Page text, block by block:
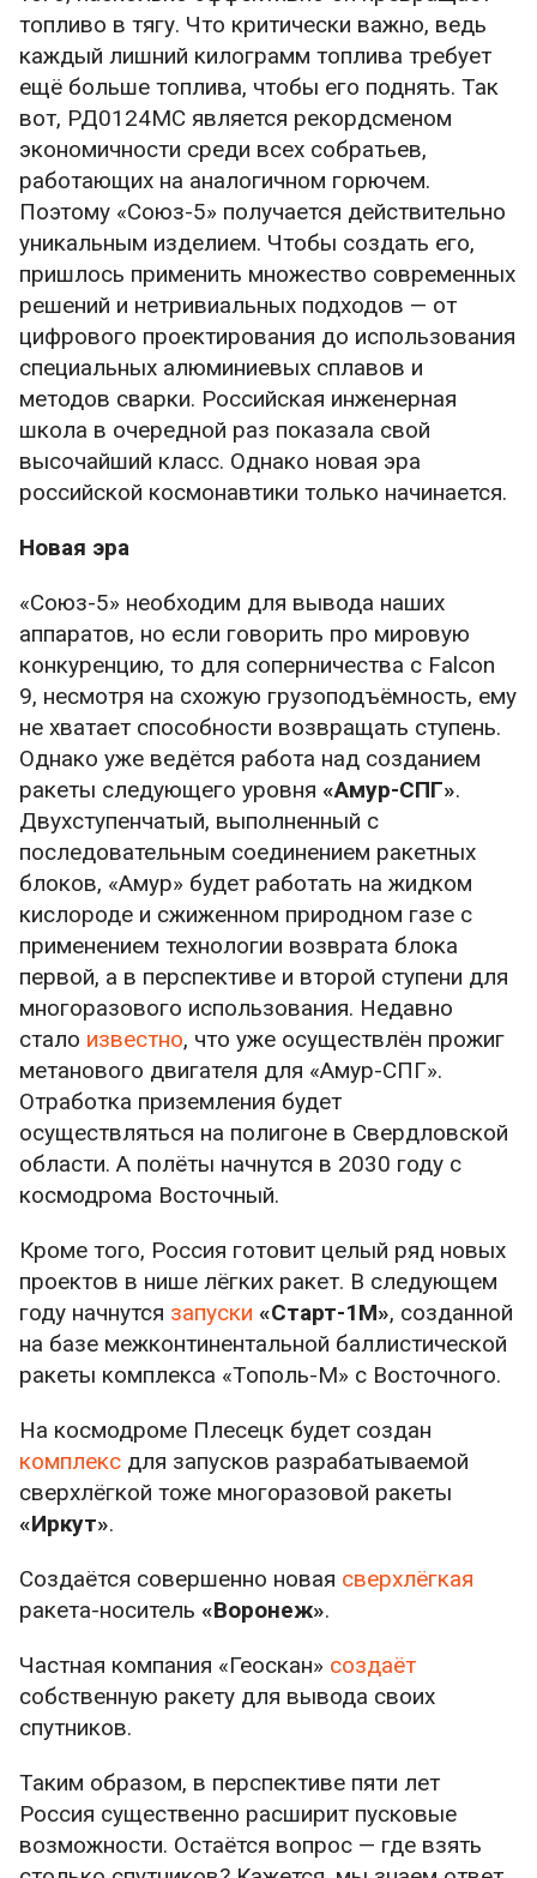
топливо в тягу. Что критически важно, ведь
каждый лишний килограмм топлива требует
ещё больше топлива, чтобы его поднять. Так
вот, РД0124МС является рекордсменом
экономичности среди всех собратьев,
работающих на аналогичном горючем.
Поэтому «Союз-5» получается действительно
уникальным изделием. Чтобы создать его,
пришлось применить множество современных
решений и нетривиальных подходов — от
цифрового проектирования до использования
специальных алюминиевых сплавов и
методов сварки. Российская инженерная
школа в очередной раз показала свой
высочайший класс. Однако новая эра
российской космонавтики только начинается.
Новая эра
«Союз-5» необходим для вывода наших
аппаратов, но если говорить про мировую
конкуренцию, то для соперничества с Falcon
9, несмотря на схожую грузоподъёмность, ему
не хватает способности возвращать ступень.
Однако уже ведётся работа над созданием
ракеты следующего уровня «Амур-СПГ».
Двухступенчатый, выполненный с
последовательным соединением ракетных
блоков, «Амур» будет работать на жидком
кислороде и сжиженном природном газе с
применением технологии возврата блока
первой, а в перспективе и второй ступени для
многоразового использования. Недавно
стало известно, что уже осуществлён прожиг
метанового двигателя для «Амур-СПГ».
Отработка приземления будет
осуществляться на полигоне в Свердловской
области. А полёты начнутся в 2030 году с
космодрома Восточный.
Кроме того, Россия готовит целый ряд новых
проектов в нише лёгких ракет. В следующем
году начнутся запуски «Старт-1М», созданной
на базе межконтинентальной баллистической
ракеты комплекса «Тополь-М» с Восточного.
На космодроме Плесецк будет создан
комплекс для запусков разрабатываемой
сверхлёгкой тоже многоразовой ракеты
«Иркут».
Создаётся совершенно новая сверхлёгкая
ракета-носитель «Воронеж».
Частная компания «Геоскан» создаёт
собственную ракету для вывода своих
спутников.
Таким образом, в перспективе пяти лет
Россия существенно расширит пусковые
возможности. Остаётся вопрос — где взять